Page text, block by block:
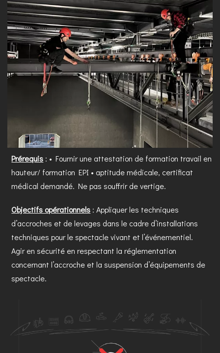
Prérequis : • Fournir une attestation de formation travail en
hauteur/ formation EPI • aptitude médicale, certificat
médical demandé. Ne pas souffrir de vertige.
Objectifs opérationnels : Appliquer les techniques
d’accroches et de levages dans le cadre d’installations
techniques pour le spectacle vivant et l’événementiel.
Agir en sécurité en respectant la réglementation
concernant l’accroche et la suspension d’équipements de
spectacle.